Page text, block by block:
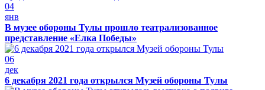
04
янв
В музее обороны Тулы прошло театрализованное
представление «Елка Победы»
06
дек
6 декабря 2021 года открылся Музей обороны Тулы